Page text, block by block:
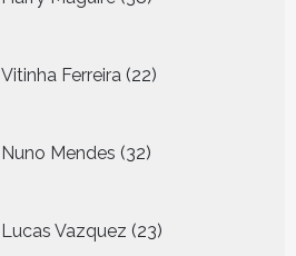
producten
Vitinha Ferreira 22
producten
Nuno Mendes 32
producten
Lucas Vazquez 23
producten